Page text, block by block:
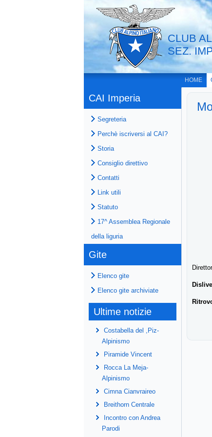
CLUB
SEZ.
HOME
CAI Imperia
Segreteria
Perchè iscriversi al CAI?
Storia
Consiglio direttivo
Contatti
Link utili
Statuto
17^ Assemblea Regionale
della liguria
Gite
Elenco gite
Elenco gite archiviate
Ultime notizie
Costabella del ,Piz-
Alpinismo
Piramide Vincent
Rocca La Meja-
Alpinismo
Cimna Cianvraireo
Breithorn Centrale
Incontro con Andrea
Parodi